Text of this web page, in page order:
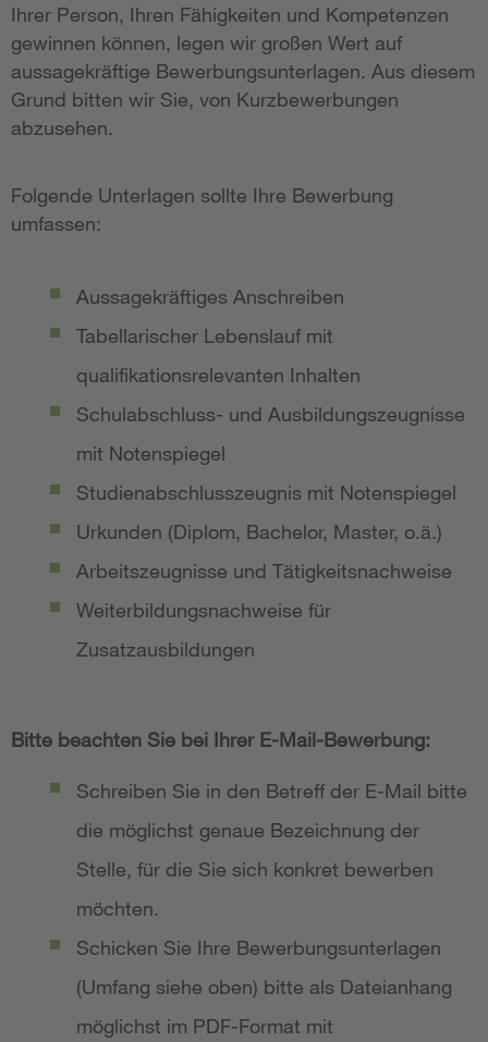
Ihrer Person, Ihren Fähigkeiten und Kompetenzen
gewinnen können, legen wir großen Wert auf
aussagekräftige Bewerbungsunterlagen. Aus diesem
Grund bitten wir Sie, von Kurzbewerbungen
abzusehen.
Folgende Unterlagen sollte Ihre Bewerbung
umfassen:
Aussagekräftiges Anschreiben
Tabellarischer Lebenslauf mit
qualifikationsrelevanten Inhalten
Schulabschluss- und Ausbildungszeugnisse
mit Notenspiegel
Studienabschlusszeugnis mit Notenspiegel
Urkunden (Diplom, Bachelor, Master, o.ä.)
Arbeitszeugnisse und Tätigkeitsnachweise
Weiterbildungsnachweise für
Zusatzausbildungen
Bitte beachten Sie bei Ihrer E-Mail-Bewerbung:
Schreiben Sie in den Betreff der E-Mail bitte
die möglichst genaue Bezeichnung der
Stelle, für die Sie sich konkret bewerben
möchten.
Schicken Sie Ihre Bewerbungsunterlagen
(Umfang siehe oben) bitte als Dateianhang
möglichst im PDF-Format mit